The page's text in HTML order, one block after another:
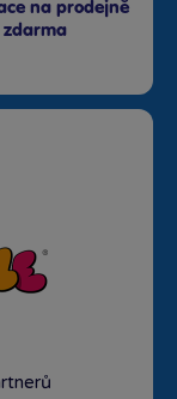
na prodejně
zdarma